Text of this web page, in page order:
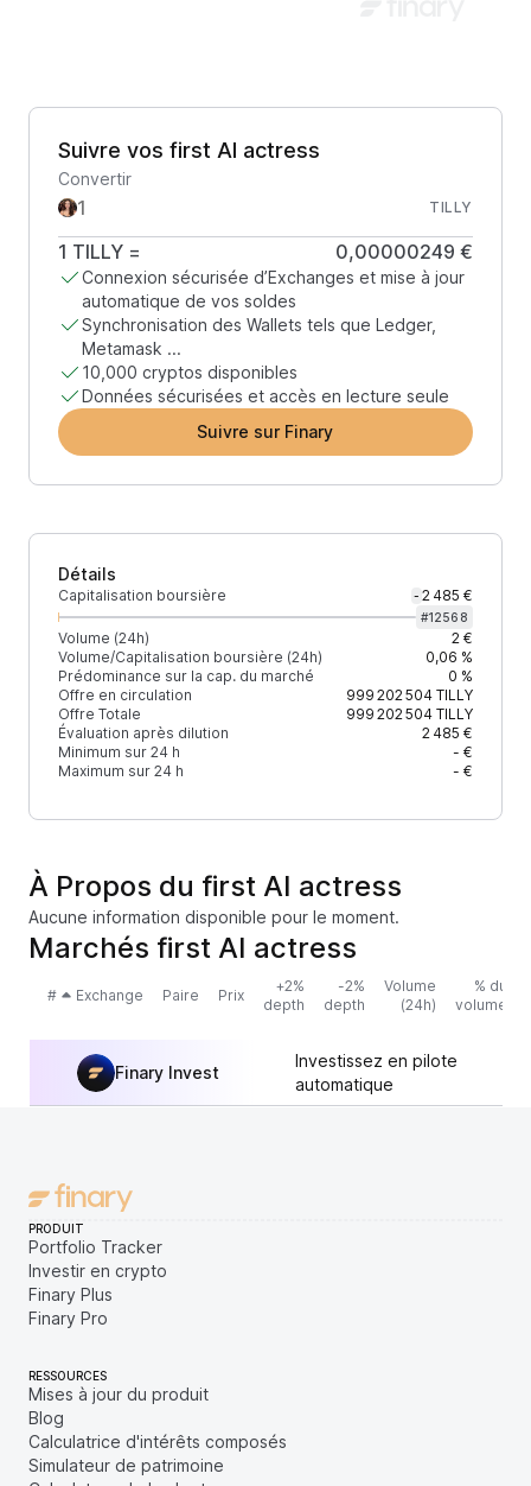
Suivre vos first AI actress
Convertir
TILLY
1 TILLY = 0,00000249 €
Connexion sécurisée d’Exchanges et mise à jour
automatique de vos soldes
Synchronisation des Wallets tels que Ledger,
Metamask ...
10,000 cryptos disponibles
Données sécurisées et accès en lecture seule
Suivre sur Finary
Détails
Capitalisation boursière - 2 485 €
#12568
Volume (24h)
2 €
Volume/Capitalisation boursière (24h)
0,06 %
Prédominance sur la cap. du marché
0 %
Offre en circulation
999 202 504TILLY
Offre Totale
999 202 504TILLY
Évaluation après dilution
2 485 €
Minimum sur 24 h
- €
Maximum sur 24 h
- €
À Propos du first AI actress
Aucune information disponible pour le moment.
Marchés first AI actress
# Exchange Paire Prix
+2%
depth
-2%
depth
Volume
(24h)
% du
volume
Finary Invest
Investissez en pilote
automatique
PRODUIT
Portfolio Tracker
Investir en crypto
Finary Plus
Finary Pro
RESSOURCES
Mises à jour du produit
Blog
Calculatrice d'intérêts composés
Simulateur de patrimoine